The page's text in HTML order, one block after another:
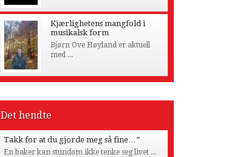
Kjærlighetens mangfold i
musikalsk form
Bjørn Ove Høyland er aktuell
med ...
Det hendte
Takk for at du gjorde meg så fine…”
En baker kan stundom ikke tenke seg livet ...